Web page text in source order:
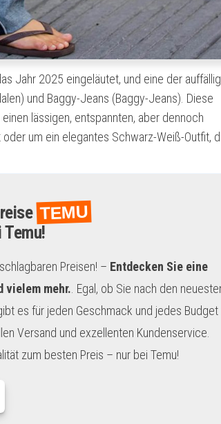
Jahr 2025 eingeläutet, und eine der
und Baggy-Jeans (Baggy-Jeans). Diese
lässigen, entspannten, aber dennoch
um ein elegantes Schwarz-Weiß-Outfit,
TEMU
Preisen! – Entdecken Sie eine
vielem mehr. . Egal, ob Sie nach den
es für jeden Geschmack und jedes Budget
Versand und exzellenten Kundenservice.
zum besten Preis – nur bei Temu!